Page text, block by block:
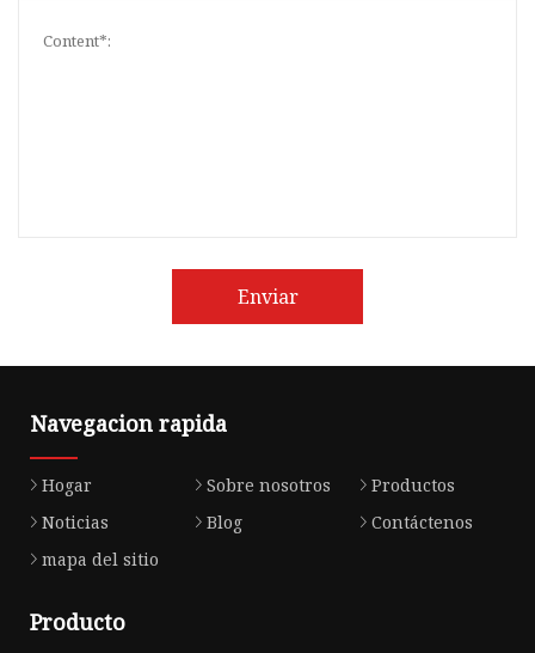
Enviar
Navegacion rapida
Hogar Sobre nosotros
Productos
Noticias
Blog
Contáctenos
mapa del sitio
Producto